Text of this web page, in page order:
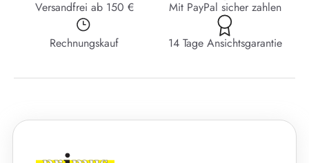
Versandfrei ab 150 € Mit PayPal sicher zahlen
Rechnungskauf 14 Tage Ansichtsgarantie